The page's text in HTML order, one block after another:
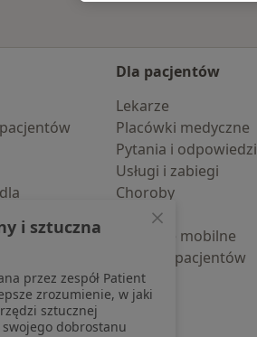
Dla pacjentów
Lekarze
Placówki medyczne
Pytania i odpowiedzi
Usługi i zabiegi
Choroby
Pomoc
Aplikacje mobilne
Blog dla pacjentów
i sztuczna
przez zespół Patient
zrozumienie, w jaki
sztucznej
dobrostanu